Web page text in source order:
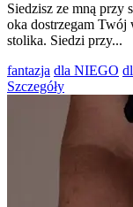
Siedzisz ze mną przy
oka dostrzegam
stolika. Siedzi przy...
fantazja dla NIEGO
Szczegóły